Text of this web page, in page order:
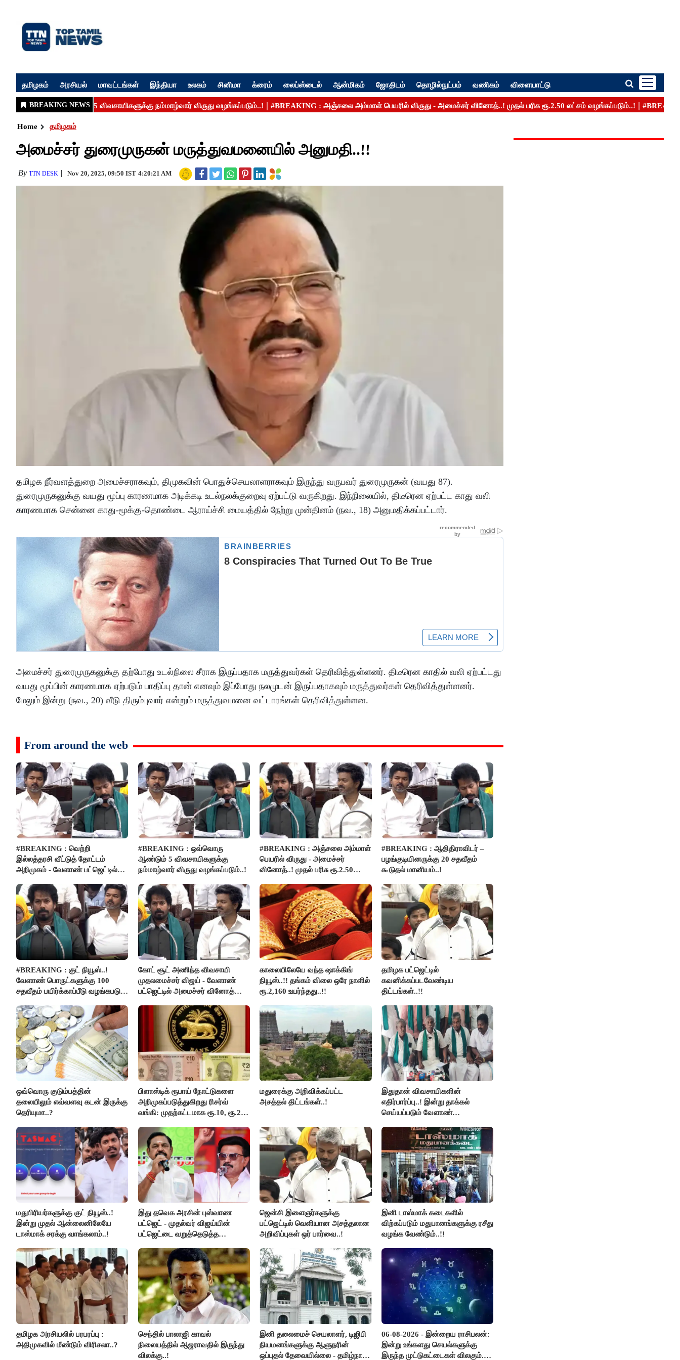
தமிழகம் அரசியல் மாவட்டங்கள் இந்தியா உலகம் சினிமா க்ரைம் லைப்ஸ்டைல் ஆன்மிகம் ஜோதிடம் தொழில்நுட்பம் வணிகம் விளையாட்டு
Home தமிழகம்
அமைச்சர் துரைமுருகன் மருத்துவமனையில் அனுமதி..!!
By TTN DESK Nov 20, 2025, 09:50 IST 4:20:21 AM
தமிழக நீர்வளத்துறை அமைச்சராகவும், திமுகவின் பொதுச்செயலாளராகவும் இருந்து வருபவர் துரைமுருகன் (வயது 87).
துரைமுருகனுக்கு வயது மூப்பு காரணமாக அடிக்கடி உடல்நலக்குறைவு ஏற்பட்டு வருகிறது. இந்நிலையில், திடீரென ஏற்பட்ட காது வலி
காரணமாக சென்னை காது-மூக்கு-தொண்டை ஆராய்ச்சி மையத்தில் நேற்று முன்தினம் (நவ., 18) அனுமதிக்கப்பட்டார்.
அமைச்சர் துரைமுருகனுக்கு தற்போது உடல்நிலை சீராக இருப்பதாக மருத்துவர்கள் தெரிவித்துள்ளனர். திடீரென காதில் வலி ஏற்பட்டது
வயது மூப்பின் காரணமாக ஏற்படும் பாதிப்பு தான் எனவும் இப்போது நலமுடன் இருப்பதாகவும் மருத்துவர்கள் தெரிவித்துள்ளனர்.
மேலும் இன்று (நவ., 20) வீடு திரும்புவார் என்றும் மருத்துவமனை வட்டாரங்கள் தெரிவித்துள்ளன.
From around the web
#BREAKING : வெற்றி
இல்லத்தரசி வீட்டுத் தோட்டம்
அறிமுகம் - வேளாண் பட்ஜெட்டில்
#BREAKING : ஒவ்வொரு
ஆண்டும் 5 விவசாயிகளுக்கு
நம்மாழ்வார் விருது வழங்கப்படும்..!
#BREAKING : அஞ்சலை அம்மாள்
பெயரில் விருது - அமைச்சர்
வினோத்..! முதல் பரிசு ரூ.2.50
#BREAKING : ஆதிதிராவிடர் –
பழங்குடியினருக்கு 20 சதவீதம்
கூடுதல் மானியம்..!
#BREAKING : குட் நியூஸ்..!
வேளாண் பொருட்களுக்கு 100
சதவீதம் பயிர்க்காப்பீடு வழங்கபடும்
கோட் சூட் அணிந்த விவசாயி
முதலமைச்சர் விஜய் - வேளாண்
பட்ஜெட்டில் அமைச்சர் வினோத்
காலையிலேயே வந்த ஷாக்கிங்
நியூஸ்..!! தங்கம் விலை ஒரே நாளில்
ரூ.2,160 உயர்ந்தது..!!
தமிழக பட்ஜெட்டில்
கவனிக்கப்படவேண்டிய
திட்டங்கள்..!!
ஒவ்வொரு குடும்பத்தின்
தலையிலும் எவ்வளவு கடன் இருக்கு
தெரியுமா..?
பிளாஸ்டிக் ரூபாய் நோட்டுகளை
அறிமுகப்படுத்துகிறது ரிசர்வ்
வங்கி: முதற்கட்டமாக ரூ.10, ரூ.20
மதுரைக்கு அறிவிக்கப்பட்ட
அசத்தல் திட்டங்கள்..!
இதுதான் விவசாயிகளின்
எதிர்பார்ப்பு..! இன்று தாக்கல்
செய்யப்படும் வேளாண்
கோரிக்கை!
மதுபிரியர்களுக்கு குட் நியூஸ்..!
இன்று முதல் ஆன்லைனிலேயே
டாஸ்மாக் சரக்கு வாங்கலாம்..!
இது தவெக அரசின் புஸ்வாண
பட்ஜெட் - முதல்வர் விஜய்யின்
பட்ஜெட்டை வறுத்தெடுத்த
ஜென்சி இளைஞர்களுக்கு
பட்ஜெட்டில் வெளியான அசத்தலான
அறிவிப்புகள் ஒர் பார்வை..!
இனி டாஸ்மாக் கடைகளில்
விற்கப்படும் மதுபானங்களுக்கு ரசீது
வழங்க வேண்டும்..!!
தமிழக அரசியலில் பரபரப்பு :
அதிமுகவில் மீண்டும் விரிசலா..?
செந்தில் பாலாஜி காவல்
நிலையத்தில் ஆஜராவதில் இருந்து
விலக்கு..!
இனி தலைமைச் செயலாளர், டிஜிபி
நியமனங்களுக்கு ஆளுநரின்
ஒப்புதல் தேவையில்லை - தமிழ்நாடு
06-08-2026 - இன்றைய ராசிபலன்:
இன்று உங்களது செயல்களுக்கு
இருந்த முட்டுகட்டைகள் விலகும்.